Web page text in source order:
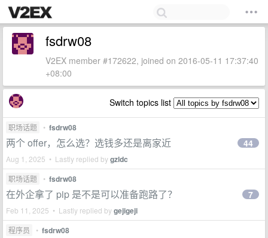
fsdrw08
V2EX member #172622, joined on 2016-05-11 17:37:40
+08:00
Switch topics list
职场话题 • fsdrw08
两个 offer，怎么选？选钱多还是离家近
Aug 1, 2025 • Lastly replied bygzldc
44
职场话题 • fsdrw08
在外企拿了 pip 是不是可以准备跑路了？
Feb 11, 2025 • Lastly replied bygejigeji
7
程序员 • fsdrw08